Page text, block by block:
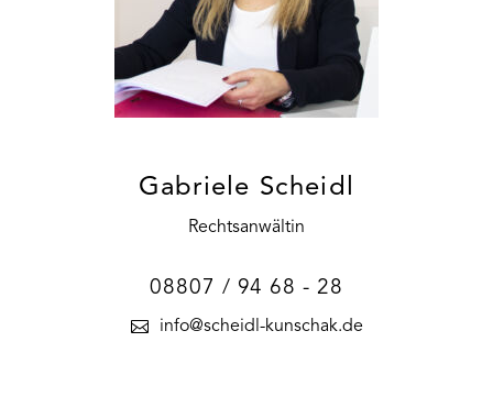
Gabriele Scheidl
Rechtsanwältin
08807 / 94 68 - 28
info@scheidl-kunschak.de